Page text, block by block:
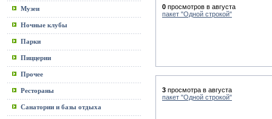
Музеи
Ночные клубы
Парки
Пиццерии
Прочее
Рестораны
Санатории и базы отдыха
0 просмотров в августа
пакет "Одной строкой"
3 просмотра в августа
пакет "Одной строкой"